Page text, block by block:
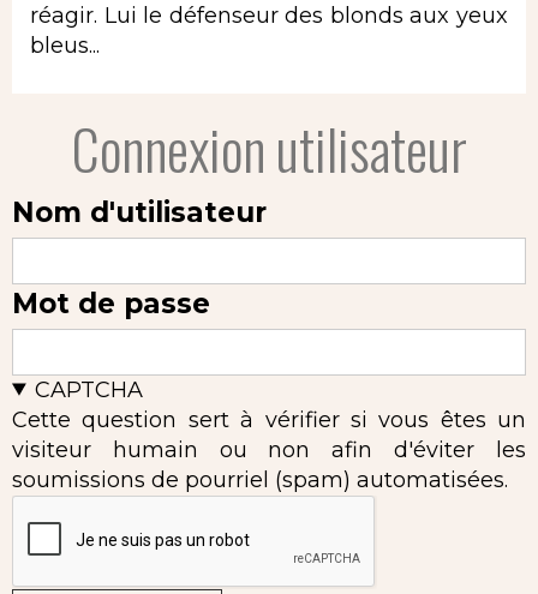
réagir. Lui le défenseur des blonds aux yeux
bleus...
Connexion utilisateur
Nom d'utilisateur
Mot de passe
CAPTCHA
Cette question sert à vérifier si vous êtes un
visiteur humain ou non afin d'éviter les
soumissions de pourriel (spam) automatisées.